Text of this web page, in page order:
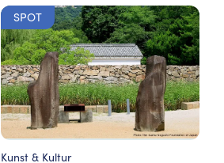
SPOT
Kunst & Kultur